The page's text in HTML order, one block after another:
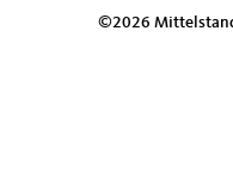
©2026